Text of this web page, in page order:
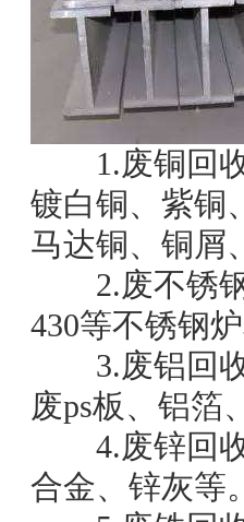
1.废铜回收:
镀白铜、紫铜
马达铜、铜屑
2.废不锈钢
430等不锈钢
3.废铝回收:
废ps板、铝箔
4.废锌回收:
合金、锌灰等